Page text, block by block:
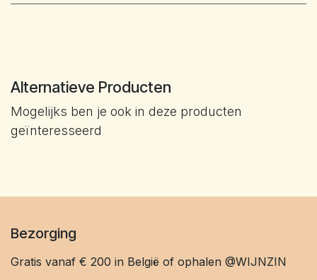
Alternatieve Producten
Mogelijks ben je ook in deze producten
geïnteresseerd
Bezorging
Gratis vanaf € 200 in België of ophalen @WIJNZIN